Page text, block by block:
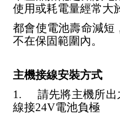
使用或耗電量經常大
都會使電池壽命減短
不在保固範圍內。
主機接線安裝方式
1.     請先將主機所
線接24V電池負極